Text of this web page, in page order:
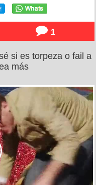
1
si es torpeza o fail a
más